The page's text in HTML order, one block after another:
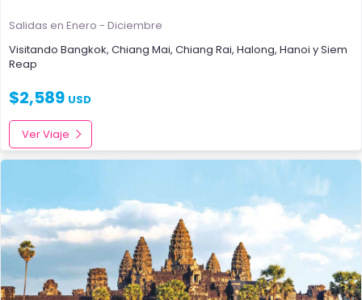
Salidas en Enero - Diciembre
Visitando Bangkok, Chiang Mai, Chiang Rai, Halong, Hanoi ySiem
Reap
$2,589 USD
Ver Viaje